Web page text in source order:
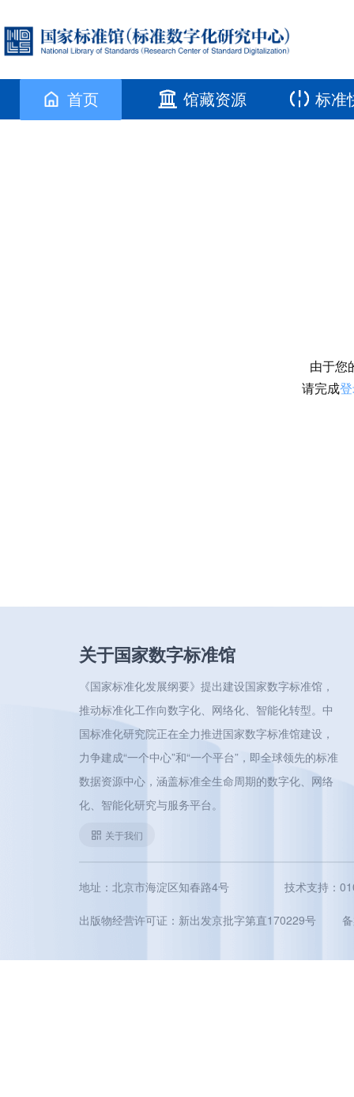
首页 馆藏资源 标准
由于您
请完成
关于国家数字标准馆
《国家标准化发展纲要》提出建设国家数字标准馆，
推动标准化工作向数字化、网络化、智能化转型。中
国标准化研究院正在全力推进国家数字标准馆建设，
力争建成“一个中心”和“一个平台”，即全球领先的标准
数据资源中心，涵盖标准全生命周期的数字化、网络
化、智能化研究与服务平台。
关于我们
地址：北京市海淀区知春路4号 技术支持：
出版物经营许可证：新出发京批字第直170229号